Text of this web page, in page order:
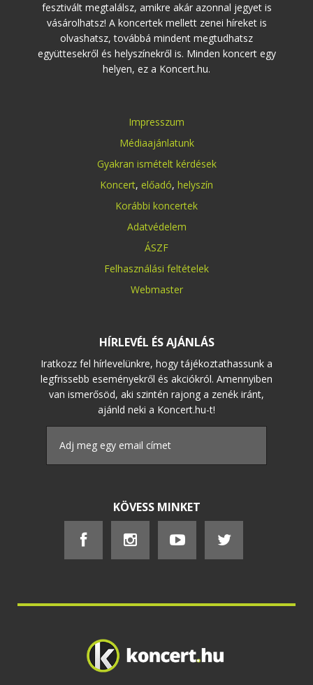
fesztivált megtalálsz, amikre akár azonnal jegyet is
vásárolhatsz! A koncertek mellett zenei híreket is
olvashatsz, továbbá mindent megtudhatsz
együttesekről és helyszínekről is. Minden koncert egy
helyen, ez a Koncert.hu.
Impresszum
Médiaajánlatunk
Gyakran ismételt kérdések
Koncert, előadó, helyszín
Korábbi koncertek
Adatvédelem
ÁSZF
Felhasználási feltételek
Webmaster
HÍRLEVÉL ÉS AJÁNLÁS
Iratkozz fel hírlevelünkre, hogy tájékoztathassunk a
legfrissebb eseményekről és akciókról. Amennyiben
van ismerősöd, aki szintén rajong a zenék iránt,
ajánld neki a Koncert.hu-t!
KÖVESS MINKET